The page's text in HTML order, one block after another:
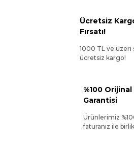
Ücretsiz
Fırsatı!
1000 TL ve üzeri
ücretsiz kargo!
%100 Orijinal
Garantisi
Ürünlerimiz
faturanız ile